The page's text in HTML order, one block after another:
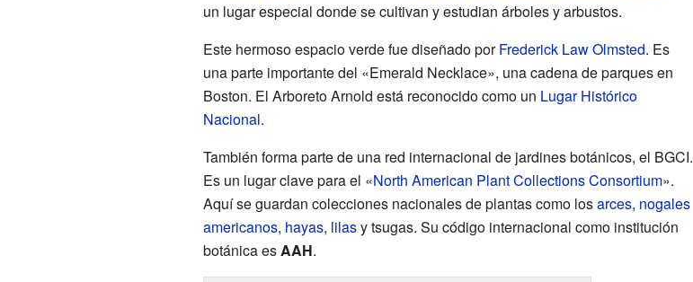
un lugar especial donde se cultivan y estudian árboles y arbustos.
Este hermoso espacio verde fue diseñado porFrederick Law Olmsted. Es
una parte importante del «Emerald Necklace», una cadena de parques en
Boston. El Arboreto Arnold está reconocido como un Lugar Histórico
Nacional.
También forma parte de una red internacional de jardines botánicos, el BGCI.
Es un lugar clave para el «North American Plant Collections Consortium».
Aquí se guardan colecciones nacionales de plantas como losarces, nogales
americanos, hayas, lilasy tsugas. Su código internacional como institución
botánica esAAH.